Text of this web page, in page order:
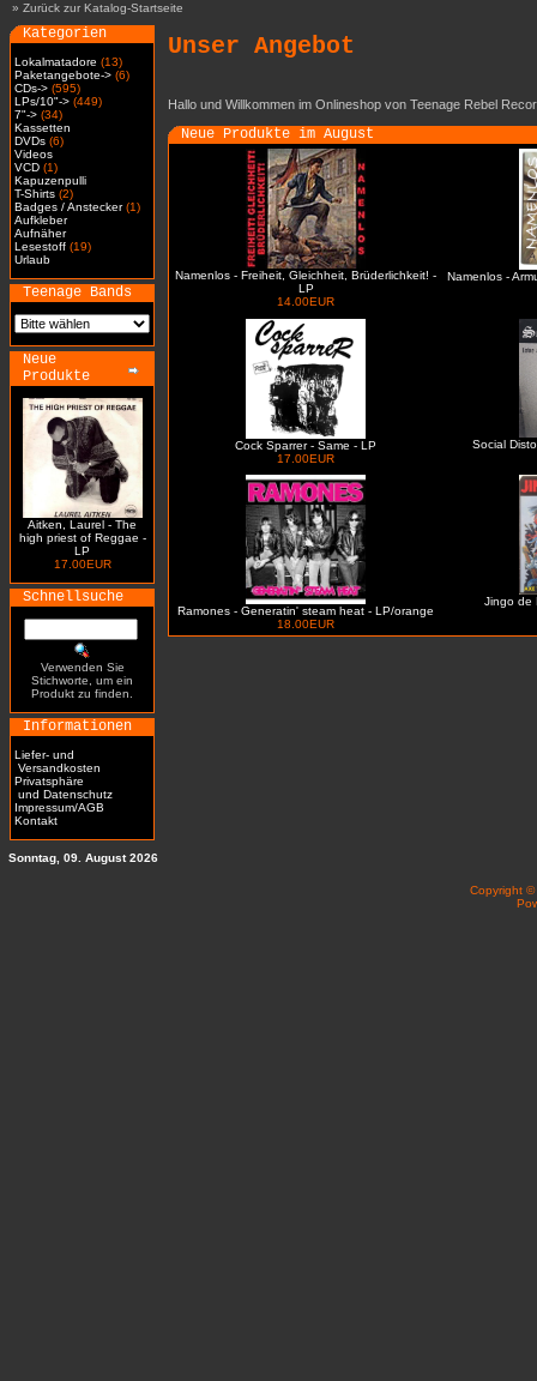
» Zurück zur Katalog-Startseite
Kategorien
Lokalmatadore (13)
Paketangebote-> (6)
CDs-> (595)
LPs/10"-> (449)
7"-> (34)
Kassetten
DVDs (6)
Videos
VCD (1)
Kapuzenpulli
T-Shirts (2)
Badges / Anstecker(1)
Aufkleber
Aufnäher
Lesestoff (19)
Urlaub
Teenage Bands
Neue
Produkte
Aitken, Laurel - The
high priest of Reggae -
LP
17.00EUR
Schnellsuche
Verwenden Sie
Stichworte, um ein
Produkt zu finden.
Informationen
Liefer- und
Versandkosten
Privatsphäre
und Datenschutz
Impressum/AGB
Kontakt
Unser Angebot
Hallo und Willkommen im Onlineshop von Teenage Rebel
Neue Produkte im August
Namenlos - Freiheit, Gleichheit, Brüderlichkeit! -
LP
14.00EUR
Namenlos -
Cock Sparrer - Same - LP
17.00EUR
Social
Ramones - Generatin' steam heat - LP/orange
18.00EUR
Jingo de
Sonntag, 09. August 2026
Copyright